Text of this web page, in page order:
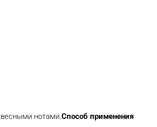
нотами.Способ применения